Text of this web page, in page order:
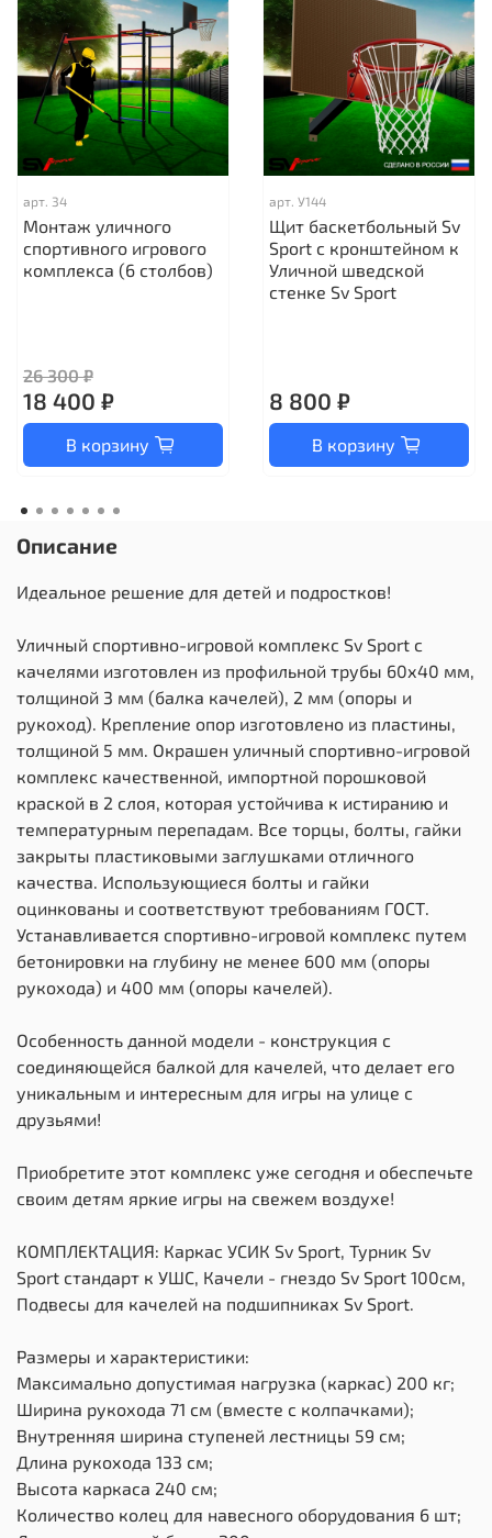
арт. 34
Монтаж уличного
спортивного игрового
комплекса (6 столбов)
26 300 ₽
18 400 ₽
В корзину
арт. У144
Щит баскетбольный Sv
Sport c кронштейном к
Уличной шведской
стенке Sv Sport
8 800 ₽
В корзину
Описание
Идеальное решение для детей и подростков!
Уличный спортивно-игровой комплекс Sv Sport с
качелями изготовлен из профильной трубы 60х40 мм,
толщиной 3 мм (балка качелей), 2 мм (опоры и
рукоход). Крепление опор изготовлено из пластины,
толщиной 5 мм. Окрашен уличный спортивно-игровой
комплекс качественной, импортной порошковой
краской в 2 слоя, которая устойчива к истиранию и
температурным перепадам. Все торцы, болты, гайки
закрыты пластиковыми заглушками отличного
качества. Использующиеся болты и гайки
оцинкованы и соответствуют требованиям ГОСТ.
Устанавливается спортивно-игровой комплекс путем
бетонировки на глубину не менее 600 мм (опоры
рукохода) и 400 мм (опоры качелей).
Особенность данной модели - конструкция с
соединяющейся балкой для качелей, что делает его
уникальным и интересным для игры на улице с
друзьями!
Приобретите этот комплекс уже сегодня и обеспечьте
своим детям яркие игры на свежем воздухе!
КОМПЛЕКТАЦИЯ: Каркас УСИК Sv Sport, Турник Sv
Sport стандарт к УШС, Качели - гнездо Sv Sport 100см,
Подвесы для качелей на подшипниках Sv Sport.
Размеры и характеристики:
Максимально допустимая нагрузка (каркас) 200 кг;
Ширина рукохода 71 см (вместе с колпачками);
Внутренняя ширина ступеней лестницы 59 см;
Длина рукохода 133 см;
Высота каркаса 240 см;
Количество колец для навесного оборудования 6 шт;